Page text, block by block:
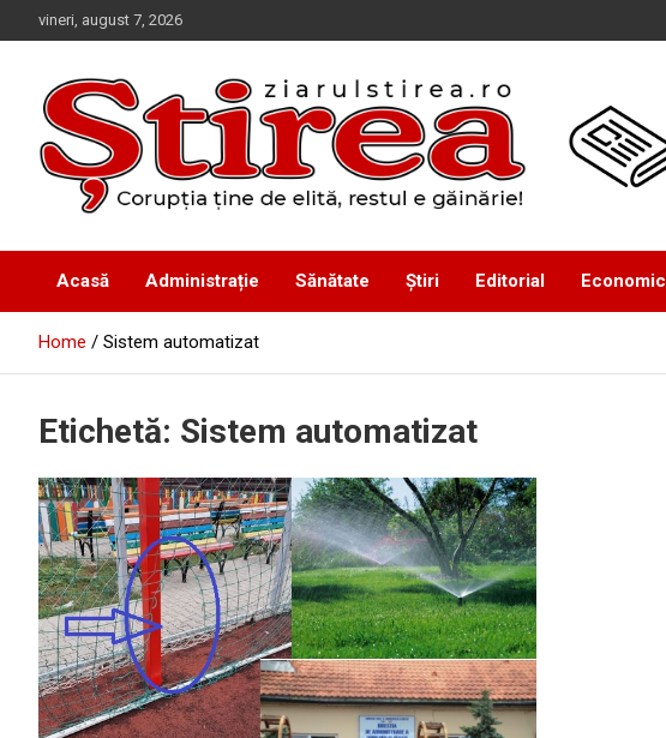
to
vineri, august 7, 2026
Ziarul Știrea
Acasă Administrație Sănătate Știri Editorial Economic
Home Sistem automatizat
Etichetă: Sistem automatizat